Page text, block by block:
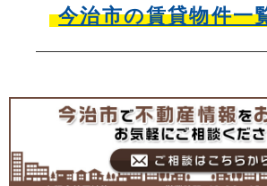
今治市の賃貸物件一